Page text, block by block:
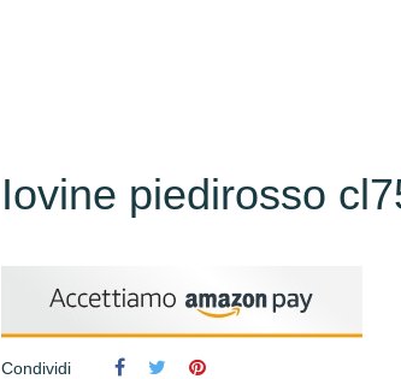
Iovine piedirosso
Condividi